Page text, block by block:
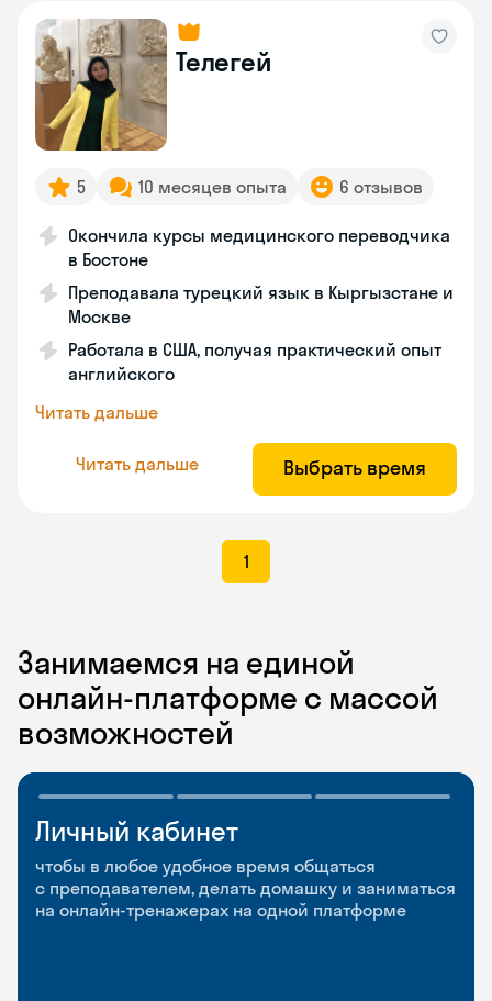
Телегей
5 10 месяцев опыта 6 отзывов
Окончила курсы медицинского переводчика
в Бостоне
Преподавала турецкий язык в Кыргызстане и
Москве
Работала в США, получая практический опыт
английского
Читать дальше
Читать дальше Выбрать время
1
Занимаемся на единой
онлайн-платформе с массой
возможностей
Личный кабинет
чтобы в любое удобное время общаться
с преподавателем, делать домашку и заниматься
на онлайн-тренажерах на одной платформе
Мобильное
приложение
чтобы заниматься и изучать новые слова где
и когда удобно
Разговорные клубы
и Talks
Групповые занятия для разговорной практики
и индивидуальные встречи с преподавателями